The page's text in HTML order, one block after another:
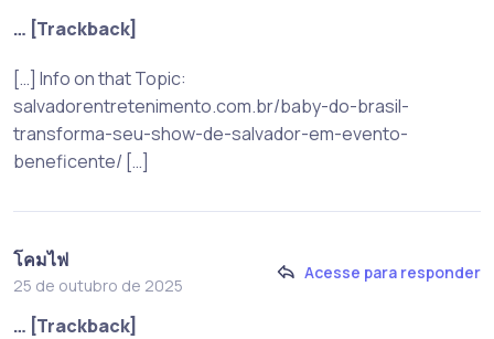
… [Trackback]
[…] Info on that Topic:
salvadorentretenimento.com.br/baby-do-brasil-
transforma-seu-show-de-salvador-em-evento-
beneficente/ […]
โคมไฟ
25 de outubro de 2025
Acesse para responder
… [Trackback]